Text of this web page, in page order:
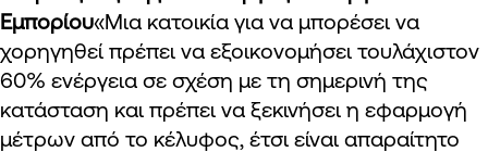
Εμπορίου«Μια κατοικία για να μπορέσει να
χορηγηθεί πρέπει να εξοικονομήσει τουλάχιστον
60% ενέργεια σε σχέση με τη σημερινή της
κατάσταση και πρέπει να ξεκινήσει η εφαρμογή
μέτρων από το κέλυφος, έτσι είναι απαραίτητο